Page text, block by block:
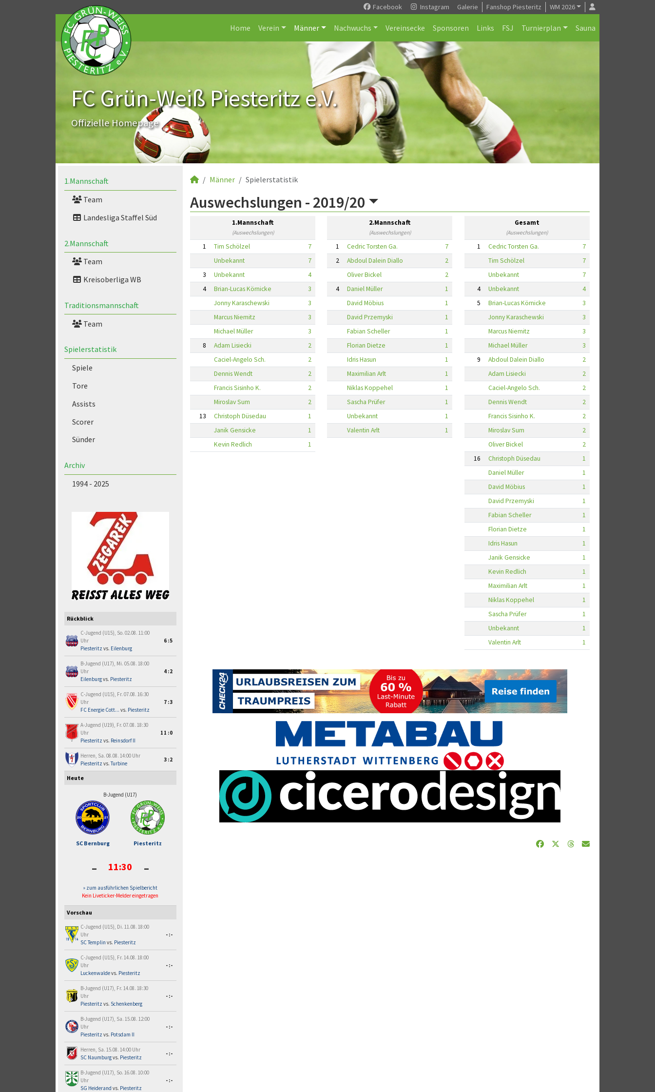
Facebook Instagram Galerie Fanshop Piesteritz WM 2026
Home Verein Männer Nachwuchs Vereinsecke Sponsoren Links FSJ Turnierplan Sauna
FC Grün-Weiß Piesteritz e.V.
Offizielle Homepage
1.Mannschaft
Team
Landesliga Staffel Süd
2.Mannschaft
Team
Kreisoberliga WB
Traditionsmannschaft
Team
Spielerstatistik
Spiele
Tore
Assists
Scorer
Sünder
Archiv
1994 - 2025
Rückblick
C-Jugend (U15), So. 02.08. 11:00
Uhr
Piesteritz vs. Eilenburg
6:5
B-Jugend (U17), Mi. 05.08. 18:00
Uhr
Eilenburgvs. Piesteritz
4:2
C-Jugend (U15), Fr. 07.08. 16:30
Uhr
FC Energie Cott... vs. Piesteritz
7:3
A-Jugend (U19), Fr. 07.08. 18:30
Uhr
Piesteritz vs. Reinsdorf II
11:0
Herren, Sa. 08.08. 14:00 Uhr
Piesteritz vs.Turbine
3:2
Heute
B-Jugend (U17)
SC Bernburg Piesteritz
- 11:30 -
» zum ausführlichen Spielbericht
Kein Liveticker-Melder eingetragen
Vorschau
C-Jugend (U15), Di. 11.08. 18:00
Uhr
SC Templin vs. Piesteritz
-:-
C-Jugend (U15), Fr. 14.08. 18:00
Uhr
Luckenwaldevs. Piesteritz
-:-
B-Jugend (U17), Fr. 14.08. 18:30
Uhr
Piesteritz vs. Schenkenberg
-:-
B-Jugend (U17), Sa. 15.08. 12:00
Uhr
Piesteritz vs. Potsdam II
-:-
Herren, Sa. 15.08. 14:00 Uhr
SC Naumburgvs. Piesteritz
-:-
B-Jugend (U17), So. 16.08. 10:00
Uhr
SG Heiderand vs. Piesteritz
-:-
Männer Spielerstatistik
Auswechslungen - 2019/20
1.Mannschaft
(Auswechslungen)
1 Tim Schölzel
7
Unbekannt
7
3
Unbekannt
4
4
Brian-Lucas Körnicke
3
Jonny Karaschewski
3
Marcus Niemitz
3
Michael Müller
3
8
Adam Lisiecki
2
Caciel-Angelo Sch.
2
Dennis Wendt
2
Francis Sisinho K.
2
Miroslav Sum
2
13
Christoph Düsedau
1
Janik Gensicke
1
Kevin Redlich
1
2.Mannschaft
(Auswechslungen)
1 Cedric Torsten Ga.
7
2
Abdoul Dalein Diallo
2
Oliver Bickel
2
4
Daniel Müller
1
David Möbius
1
David Przemyski
1
Fabian Scheller
1
Florian Dietze
1
Idris Hasun
1
Maximilian Arlt
1
Niklas Koppehel
1
Sascha Prüfer
1
Unbekannt
1
Valentin Arlt
1
Gesamt
(Auswechslungen)
1 Cedric Torsten Ga.
7
Tim Schölzel
7
Unbekannt
7
4
Unbekannt
4
5
Brian-Lucas Körnicke
3
Jonny Karaschewski
3
Marcus Niemitz
3
Michael Müller
3
9
Abdoul Dalein Diallo
2
Adam Lisiecki
2
Caciel-Angelo Sch.
2
Dennis Wendt
2
Francis Sisinho K.
2
Miroslav Sum
2
Oliver Bickel
2
16
Christoph Düsedau
1
Daniel Müller
1
David Möbius
1
David Przemyski
1
Fabian Scheller
1
Florian Dietze
1
Idris Hasun
1
Janik Gensicke
1
Kevin Redlich
1
Maximilian Arlt
1
Niklas Koppehel
1
Sascha Prüfer
1
Unbekannt
1
Valentin Arlt
1